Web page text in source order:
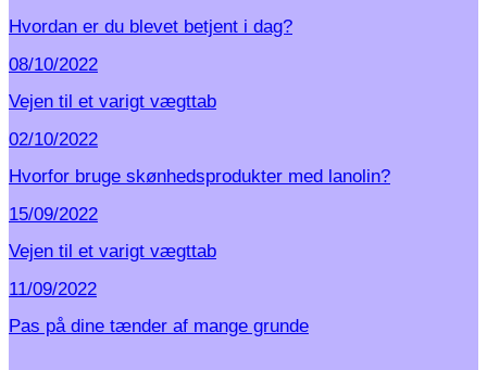
Hvordan er du blevet betjent i dag?
08/10/2022
Vejen til et varigt vægttab
02/10/2022
Hvorfor bruge skønhedsprodukter med lanolin?
15/09/2022
Vejen til et varigt vægttab
11/09/2022
Pas på dine tænder af mange grunde